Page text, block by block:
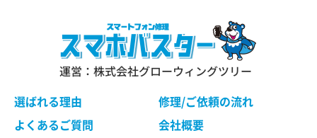
運営：株式会社グローウィングツリー
選ばれる理由
修理/ご依頼の流れ
よくあるご質問
会社概要